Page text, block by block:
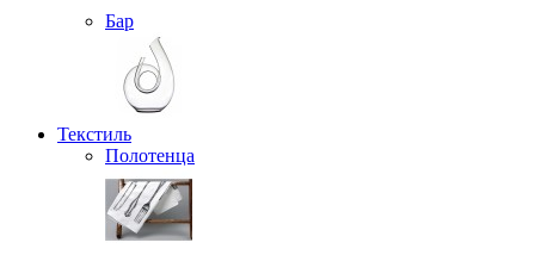
Бар
Текстиль
Полотенца